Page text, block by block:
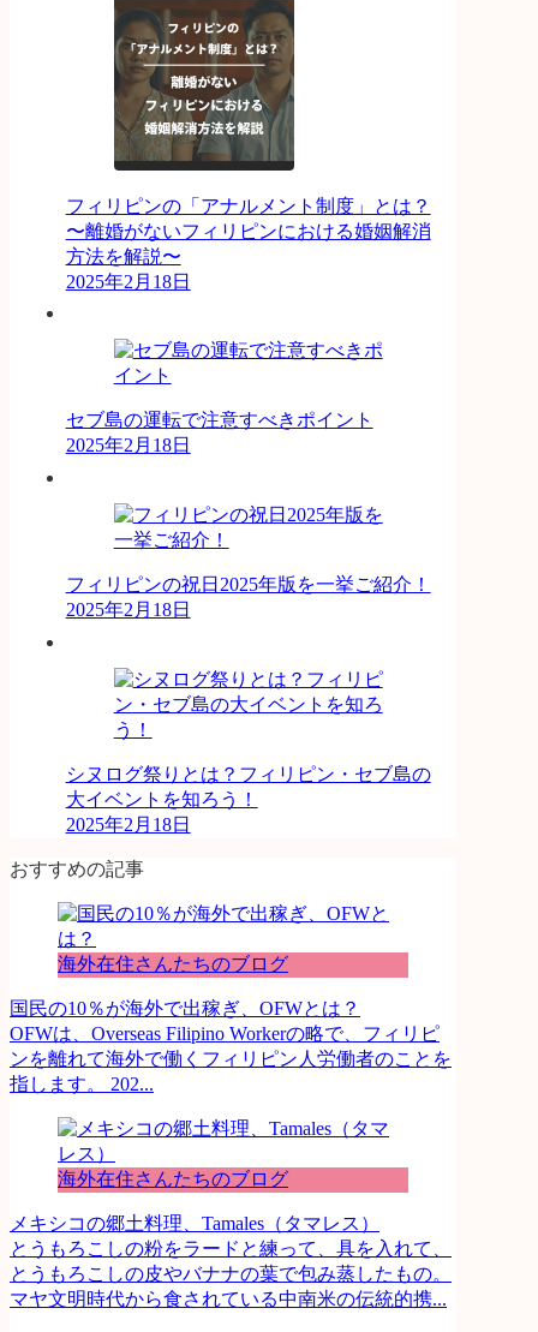
フィリピンの「アナルメント制度」とは？
〜離婚がないフィリピンにおける婚姻解消
方法を解説〜
2025年2月18日
セブ島の運転で注意すべきポイント
2025年2月18日
フィリピンの祝日2025年版を一挙ご紹介！
2025年2月18日
シヌログ祭りとは？フィリピン・セブ島の
大イベントを知ろう！
2025年2月18日
おすすめの記事
海外在住さんたちのブログ
国民の10％が海外で出稼ぎ、OFWとは？
OFWは、Overseas Filipino Workerの略で、フィリピ
ンを離れて海外で働くフィリピン人労働者のことを
指します。 202...
海外在住さんたちのブログ
メキシコの郷土料理、Tamales（タマレス）
とうもろこしの粉をラードと練って、具を入れて、
とうもろこしの皮やバナナの葉で包み蒸したもの。
マヤ文明時代から食されている中南米の伝統的携...